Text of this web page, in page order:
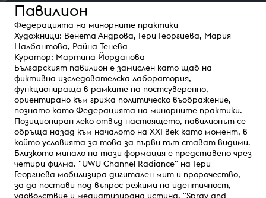
Павилион
Федерацията на минорните практики
Художници: Венета Андрова, Гери Георгиева, Мария
Налбантова, Райна Тенева
Куратор: Мартина Йорданова
Българският павилион е замислен като щаб на
фиктивна изследователска лаборатория,
функционираща в рамките на постсуверенно,
ориентирано към грижа политическо въображение,
познато като Федерацията на минорните практики.
Позициониран леко отвъд настоящето, павилионът се
обръща назад към началото на XXI век като момент, в
който условията за това за първи път стават видими.
Близкото минало на тази формация е представено чрез
четири филма. "UWU Channel Radiance" на Гери
Георгиева мобилизира дигитален мит и пророчество,
за да постави под въпрос режими на идентичност,
удоволствие и медиатизирана истина. "Spray and